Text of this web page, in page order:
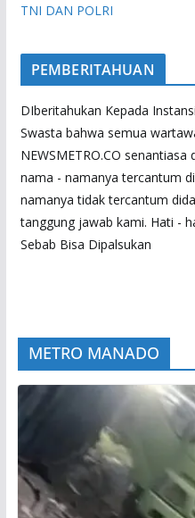
TNI DAN POLRI
PEMBERITAHUAN
DIberitahukan Kepada
Swasta bahwa semua
NEWSMETRO.CO senantiasa
nama - namanya tercantum
namanya tidak tercantum
tanggung jawab kami. Hati -
Sebab Bisa Dipalsukan
METRO MANADO